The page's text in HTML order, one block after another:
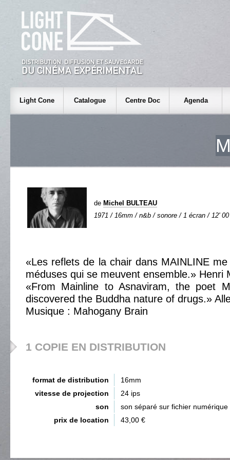
Light Cone Catalogue Centre Doc Agenda
de Michel BULTEAU
1971 / 16mm / n&b / sonore / 1 écran / 12' 00
«Les reflets de la chair dans MAINLINE
méduses qui se meuvent ensemble.» Henri
«From Mainline to Asnaviram, the poet
discovered the Buddha nature of drugs.»
Musique : Mahogany Brain
1 COPIE EN DISTRIBUTION
format de distribution
16mm
vitesse de projection
24 ips
son
son séparé sur fichier numérique
prix de location
43,00 €